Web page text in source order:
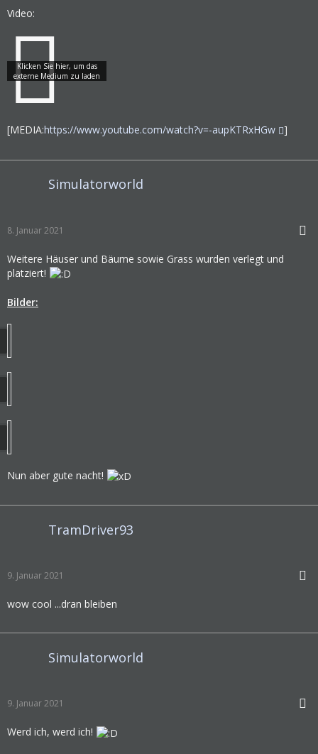
Video:
[MEDIA:https://www.youtube.com/watch?v=-aupKTRxHGw ]
Simulatorworld
8. Januar 2021
Weitere Häuser und Bäume sowie Grass wurden verlegt und
platziert!
Bilder:
Nun aber gute nacht!
TramDriver93
9. Januar 2021
wow cool ...dran bleiben
Simulatorworld
9. Januar 2021
Werd ich, werd ich!